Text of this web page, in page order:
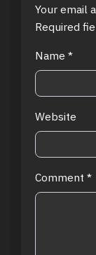
Your email
Required
Name *
Website
Comment *